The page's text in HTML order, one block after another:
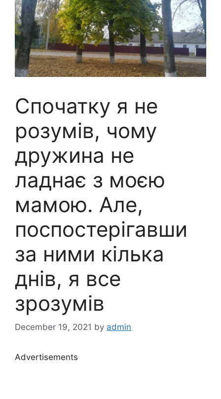
Спочатку я не
розумів, чому
дружина не
ладнає з моєю
мамою. Але,
поспостерігавши
за ними кілька
днів, я все
зрозумів
December 19, 2021 by admin
Advertisements